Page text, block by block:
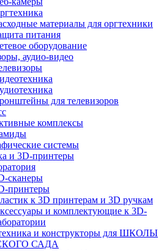
материалы для оргтехники
питания
оборудование
аудио-видео
для телевизоров
комплексы
системы
и 3D-принтеры
сканеры
принтеры
к 3D принтерам и 3D ручкам
и комплектующие к 3D-
и конструкторы для ШКОЛЫ
САДА